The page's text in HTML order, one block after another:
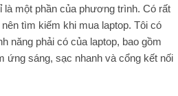
là một phần của phương trình. Có rất
tìm kiếm khi mua laptop. Tôi có
năng phải có của laptop, bao gồm
ứng sáng, sạc nhanh và cổng kết nối